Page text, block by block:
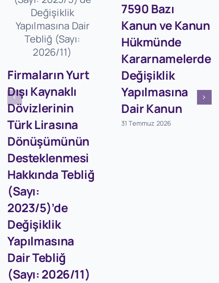
Firmaların Yurt
Dışı Kaynaklı
Dövizlerinin
Türk Lirasına
Dönüşümünün
Desteklenmesi
Hakkında Tebliğ
(Sayı:
2023/5)’de
Değişiklik
Yapılmasına
Dair Tebliğ
(Sayı: 2026/11)
7590 Bazı
Kanun ve Kanun
Hükmünde
Kararnamelerde
Değişiklik
Yapılmasına
Dair Kanun
31 Temmuz 2026